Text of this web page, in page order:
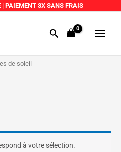
| PAIEMENT 3X SANS FRAIS
RechercherMenu
de soleil
à votre sélection.